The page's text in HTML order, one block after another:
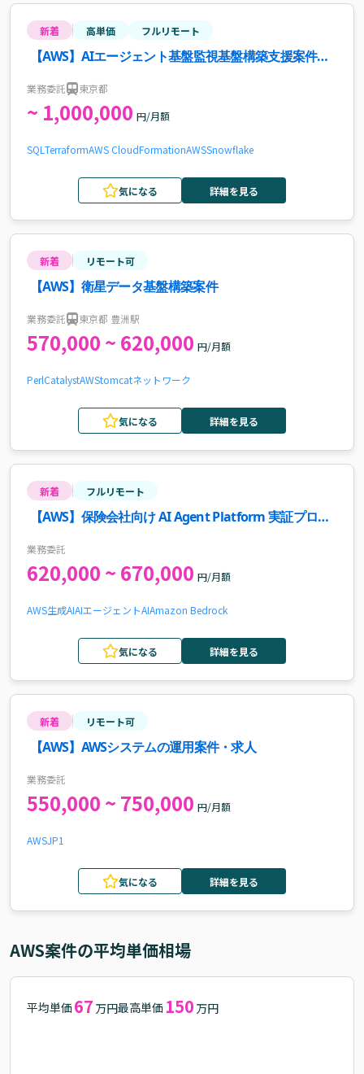
新着 高単価 フルリモート
【AWS】AIエージェント基盤監視基盤構築支援案件・
業務委託 東京都
~ 1,000,000 円/月額
SQL TerraformAWS CloudFormationAWSSnowflake
気になる 詳細を見る
新着 リモート可
【AWS】衛星データ基盤構築案件
業務委託 東京都 豊洲駅
570,000 ~ 620,000 円/月額
PerlCatalystAWStomcatネットワーク
気になる 詳細を見る
新着 フルリモート
【AWS】保険会社向け AI Agent Platform 実証プロジ
業務委託
620,000 ~ 670,000 円/月額
AWS生成AIAIエージェントAIAmazon Bedrock
気になる 詳細を見る
新着 リモート可
【AWS】AWSシステムの運用案件・求人
業務委託
550,000 ~ 750,000 円/月額
AWSJP1
気になる 詳細を見る
AWS案件の平均単価相場
平均単価 67 万円最高単価 150 万円